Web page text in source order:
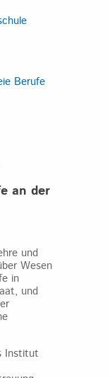
Berufe
an der
und
Wesen
in
und
Institut